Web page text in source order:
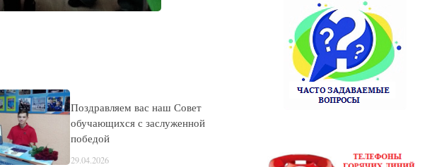
Поздравляем вас наш Совет
обучающихся с заслуженной
победой
29.04.2026